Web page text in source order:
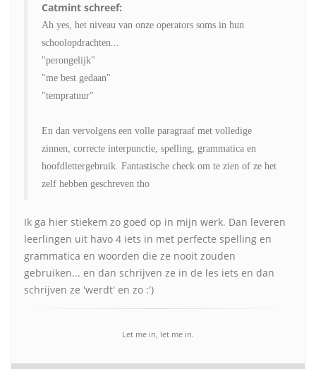
Catmint schreef:
Ah yes, het niveau van onze operators soms in hun
schoolopdrachten...
"perongelijk"
"me best gedaan"
"tempratuur"
En dan vervolgens een volle paragraaf met volledige
zinnen, correcte interpunctie, spelling, grammatica en
hoofdlettergebruik. Fantastische check om te zien of ze het
zelf hebben geschreven tho
Ik ga hier stiekem zo goed op in mijn werk. Dan leveren
leerlingen uit havo 4 iets in met perfecte spelling en
grammatica en woorden die ze nooit zouden
gebruiken... en dan schrijven ze in de les iets en dan
schrijven ze 'werdt' en zo :')
Let me in, let me in.